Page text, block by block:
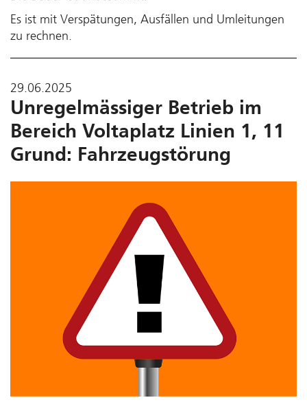
Es ist mit Verspätungen, Ausfällen und Umleitungen
zu rechnen.
29.06.2025
Unregelmässiger Betrieb im
Bereich Voltaplatz Linien 1, 11
Grund: Fahrzeugstörung